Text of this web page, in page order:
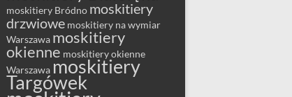
moskitiery Bródno moskitiery
drzwiowe moskitiery na wymiar
Warszawa moskitiery
okienne moskitiery okienne
Warszawa moskitiery
Targówek